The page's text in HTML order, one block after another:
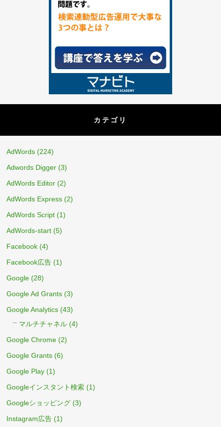
カテゴリ
AdWords (224)
Adwords Digger (3)
AdWords Editor (2)
AdWords Express (2)
AdWords Script (1)
AdWords-start (5)
Facebook (4)
Facebook広告 (1)
Google (28)
Google Ad Grants (3)
Google Analytics (43)
マルチチャネル (4)
Google Chrome (2)
Google Grants (6)
Google Play (1)
Googleインスタント検索 (1)
Googleショッピング (3)
Instagram広告 (1)